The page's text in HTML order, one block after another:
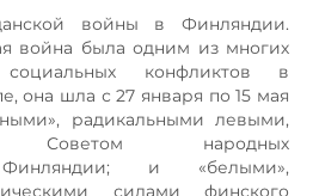
войны в Финляндии.
война была одним из многих
конфликтов в
она шла с 27 января по 15 мая
радикальными левыми,
Советом народных
Финляндии; и «белыми»,
силами финского